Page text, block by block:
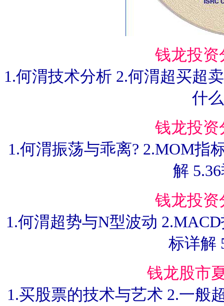
钱龙投资
1.何渭技术分析 2.何渭超买超
什
钱龙投
1.何渭振荡与乖离? 2.MOM指
解
钱龙投资
1.何渭超势与N型波动
标详解
钱龙股市
1.买股票的技术与艺术 2.一般